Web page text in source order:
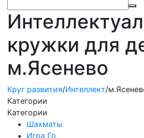
кружки для
м.Ясенево
Круг развития/Интеллект/
Категории
Категории
Шахматы
Игра Го